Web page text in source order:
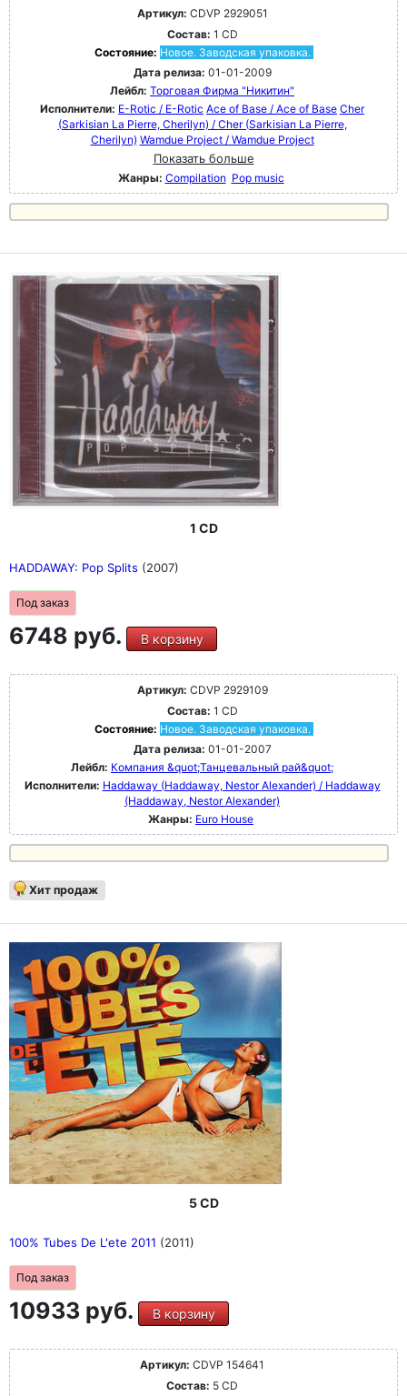
Артикул: CDVP 2929051
Состав: 1 CD
Состояние: Новое. Заводская упаковка.
Дата релиза: 01-01-2009
Лейбл: Торговая Фирма "Никитин"
Исполнители: E-Rotic / E-Rotic Ace of Base / Ace of Base Cher
(Sarkisian La Pierre, Cherilyn) / Cher (Sarkisian La Pierre,
Cherilyn) Wamdue Project / Wamdue Project
Показать больше
Жанры: Compilation Pop music
1 CD
HADDAWAY: Pop Splits (2007)
Под заказ
6748 руб. В корзину
Артикул: CDVP 2929109
Состав: 1 CD
Состояние: Новое. Заводская упаковка.
Дата релиза: 01-01-2007
Лейбл: Компания &quot;Танцевальный рай&quot;
Исполнители: Haddaway (Haddaway, Nestor Alexander) / Haddaway
(Haddaway, Nestor Alexander)
Жанры: Euro House
Хит продаж
5 CD
100% Tubes De L'ete 2011 (2011)
Под заказ
10933 руб. В корзину
Артикул: CDVP 154641
Состав: 5 CD